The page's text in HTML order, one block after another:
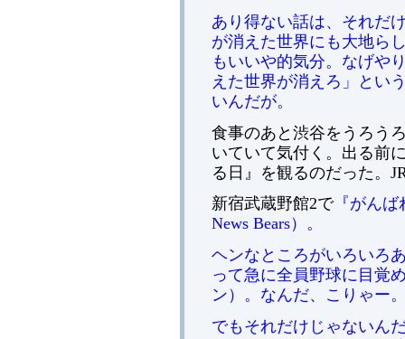
あり得ない話は、それだ
が消えた世界にも大地ら
もいいや的気分。なげや
えた世界が消えろ」とい
いんだが。
食事のあと渋谷をうろう
いていて気付く。出る前
る日』を観るのだった。
新宿武蔵野館2で『がんば
News Bears）。
ヘンなところがいろいろ
って急に全員野球に目覚
ン）。なんだ、こりゃー
でもそれだけじゃないん